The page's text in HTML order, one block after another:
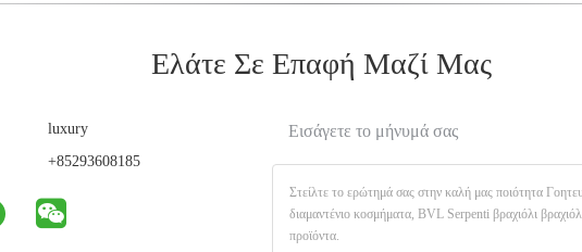
Ελάτε Σε Επαφή Μαζί Μας
luxury
+85293608185
Εισάγετε το μήνυμά σας